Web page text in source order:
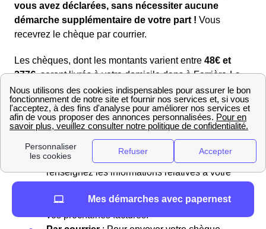
vous avez déclarées, sans nécessiter aucune
démarche supplémentaire de votre part ! Vous
recevrez le chèque par courrier.
Les chèques, dont les montants varient entre 48€ et
277€, seront livrés à votre domicile dans à Ferrière-La-
Petite sous 2 à 4 joursaprès leur envoi.
En ligne: Rendez-vous sur lesite du chèque
énergie. Saisissez le numéro de votre
chèque visible dans la case “Nul si
découvert” après l’avoir gratté. Ensuite,
renseignez les informations relatives à votre
Validez pour que le montant soit appliqué à
vos prochaines factures.
Mes démarches avec papernest